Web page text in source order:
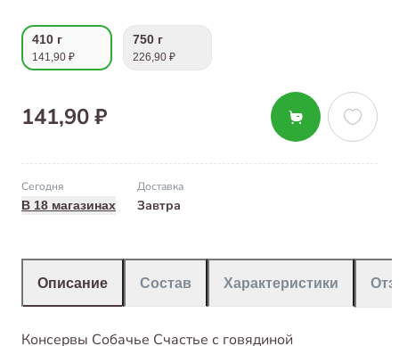
410 г
141,90 ₽
750 г
226,90 ₽
141,90 ₽
Сегодня
В 18 магазинах
Доставка
Завтра
Описание Состав Характеристики
Консервы Собачье Счастье с говядиной